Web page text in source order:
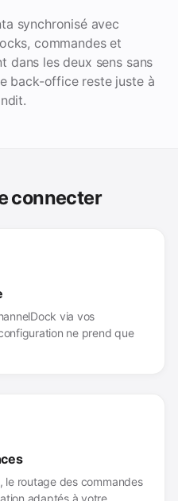
synchronisé avec
commandes et
dans les deux sens sans
back-office reste juste à
connecter
via vos
ne prend que
le routage des commandes
adaptés à votre